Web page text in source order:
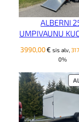
ALBERNI
UMPIVAUNU
3990,00€ sis alv,
0%